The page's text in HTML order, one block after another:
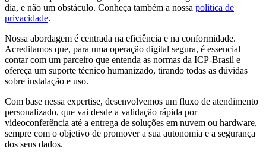
dia, e não um obstáculo. Conheça também a nossa politica de
privacidade.
Nossa abordagem é centrada na eficiência e na conformidade.
Acreditamos que, para uma operação digital segura, é essencial
contar com um parceiro que entenda as normas da ICP-Brasil e
ofereça um suporte técnico humanizado, tirando todas as dúvidas
sobre instalação e uso.
Com base nessa expertise, desenvolvemos um fluxo de atendimento
personalizado, que vai desde a validação rápida por
videoconferência até a entrega de soluções em nuvem ou hardware,
sempre com o objetivo de promover a sua autonomia e a segurança
dos seus dados.